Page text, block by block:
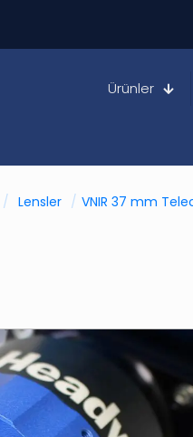
Ürünler
/ Lensler / VNIR 37 mm